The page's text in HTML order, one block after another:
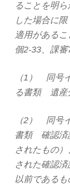
ることを明
した場合に
適用がある
個2-33、課審
（1） 同号
る書類 遺産
（2） 同号
書類 確認済
されたもの
された確認
以前である